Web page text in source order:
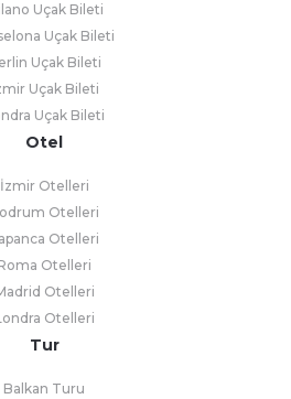
Uçak Bileti
Uçak Bileti
Uçak Bileti
Uçak Bileti
Uçak Bileti
Otel
İzmir Otelleri
Otelleri
Otelleri
Otelleri
Otelleri
Otelleri
Tur
Balkan Turu